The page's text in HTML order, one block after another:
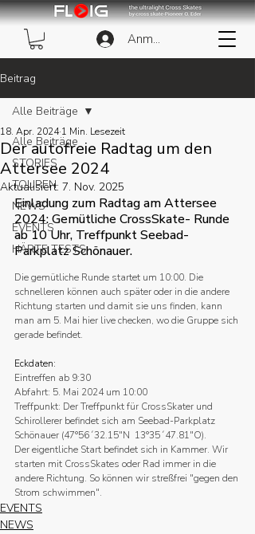
Anmelden
Beitrag
Alle Beiträge
STORIES
TOUREN
NEWS
EVENTS
HÄRTE TESTS
Alle Beiträge
Der autofreie Radtag um den
Attersee 2024
18. Apr. 2024 1 Min. Lesezeit
Aktualisiert: 7. Nov. 2025
Einladung zum Radtag am Attersee
2024: Gemütliche CrossSkate- Runde
ab 10 Uhr, Treffpunkt Seebad-
Parkplatz Schönauer.
Die gemütliche Runde startet um 10:00. Die
schnelleren können auch später oder in die andere
Richtung starten und damit sie uns finden, kann
man am 5. Mai hier live checken, wo die Gruppe sich
gerade befindet.
Eckdaten:
Eintreffen ab 9:30
Abfahrt: 5. Mai 2024 um 10:00
Treffpunkt: Der Treffpunkt für CrossSkater und
Schirollerer befindet sich am Seebad-Parkplatz
Schönauer (47°56´32.15"N  13°35´47.81"O).
Der eigentliche Start befindet sich in Kammer. Wir
starten mit CrossSkates oder Rad immer in die
andere Richtung. So können wir streßfrei "gegen den
Strom schwimmen".
EVENTS
NEWS